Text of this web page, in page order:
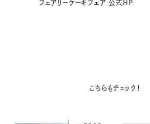
フェアリーケーキフェア 公式HP
こちらもチェック！